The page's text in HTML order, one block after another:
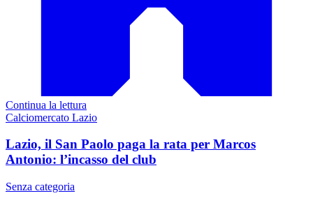
Continua la lettura
Calciomercato Lazio
Lazio, il San Paolo paga la rata per Marcos
Antonio: l’incasso del club
Senza categoria